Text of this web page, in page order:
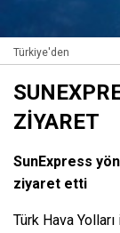
Türkiye'den
ZİYARET
SunExpress
ziyaret etti
Türk Hava